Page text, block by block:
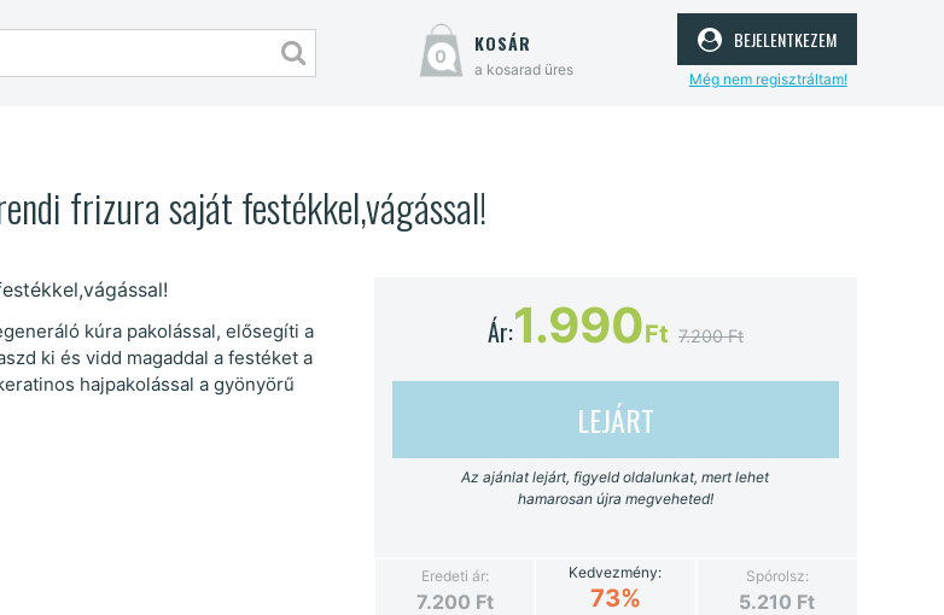
0 kosár
a kosarad üres
bejelentkezem
Még nem regisztráltam!
frizura saját festékkel,vágással!
kúra pakolással, elősegíti a
ki és vidd magaddal a festéket a
hajpakolással a gyönyörű
Ár:1.990Ft 7.200 Ft
LEJÁRT
Az ajánlat lejárt, figyeld oldalunkat, mert lehet
hamarosan újra megveheted!
Eredeti ár:
7.200 Ft
Kedvezmény:
73%
Spórolsz:
5.210 Ft